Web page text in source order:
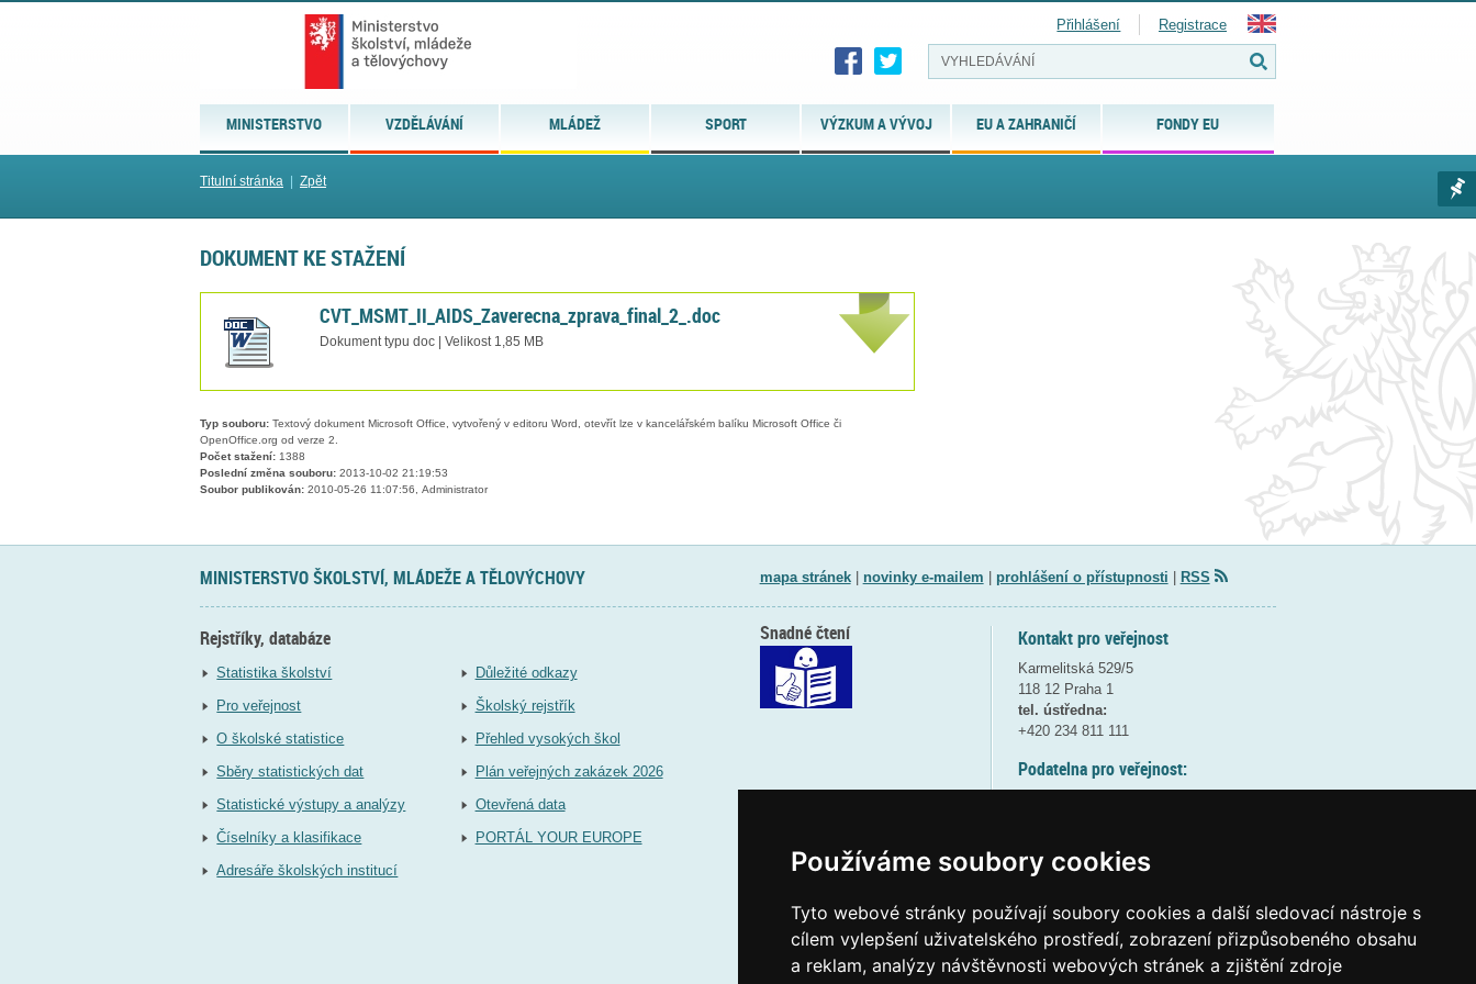
Používáme soubory cookies
Tyto webové stránky používají soubory cookies a další sledovací nástroje s
cílem vylepšení uživatelského prostředí, zobrazení přizpůsobeného obsahu
a reklam, analýzy návštěvnosti webových stránek a zjištění zdroje
MINISTERSTVO VZDĚLÁVÁNÍ MLÁDEŽ SPORT VÝZKUM A VÝVOJ EU A ZAHRANIČÍ FONDY EU
Přihlášení Registrace
Titulní stránka Zpět
DOKUMENT KE STAŽENÍ
CVT_MSMT_II_AIDS_Zaverecna_zprava_final_2_.doc
Dokument typu doc | Velikost 1,85 MB
Typ souboru: Textový dokument Microsoft Office, vytvořený v editoru Word, otevřít lze v kancelářském balíku Microsoft Office či
OpenOffice.org od verze 2.
Počet stažení: 1388
Poslední změna souboru: 2013-10-02 21:19:53
Soubor publikován: 2010-05-26 11:07:56, Administrator
MINISTERSTVO ŠKOLSTVÍ, MLÁDEŽE A TĚLOVÝCHOVY mapa stránek| novinky e-mailem prohlášení o přístupnosti RSS
Rejstříky, databáze
Statistika školství
Pro veřejnost
O školské statistice
Sběry statistických dat
Statistické výstupy a analýzy
Číselníky a klasifikace
Adresáře školských institucí
Důležité odkazy
Školský rejstřík
Přehled vysokých škol
Plán veřejných zakázek 2026
Otevřená data
PORTÁL YOUR EUROPE
Kontakt pro veřejnost
Karmelitská 529/5
118 12 Praha 1
tel. ústředna:
+420 234 811 111
Podatelna pro veřejnost:
(více informací
Elektronická podatelna:
posta@msmtgov cz
Snadné čtení